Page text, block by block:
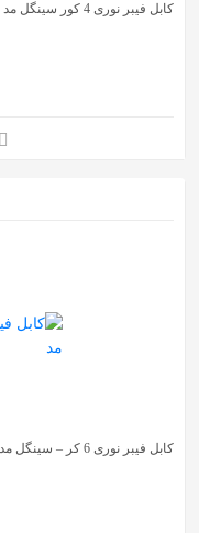
کابل فیبر نوری 4 کور سینگل مد
کابل فیبر نوری 6 کر – سینگل مد